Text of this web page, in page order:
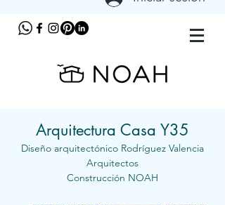
Arquitectura Casa Y35
Diseño arquitectónico Rodríguez Valencia
Arquitectos
Construcción NOAH